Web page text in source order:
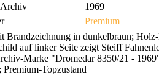
1969
Premium
Brandzeichnung in dunkelbraun;
auf linker Seite zeigt Steiff
Marke "Dromedar 8350/21 -
Topzustand